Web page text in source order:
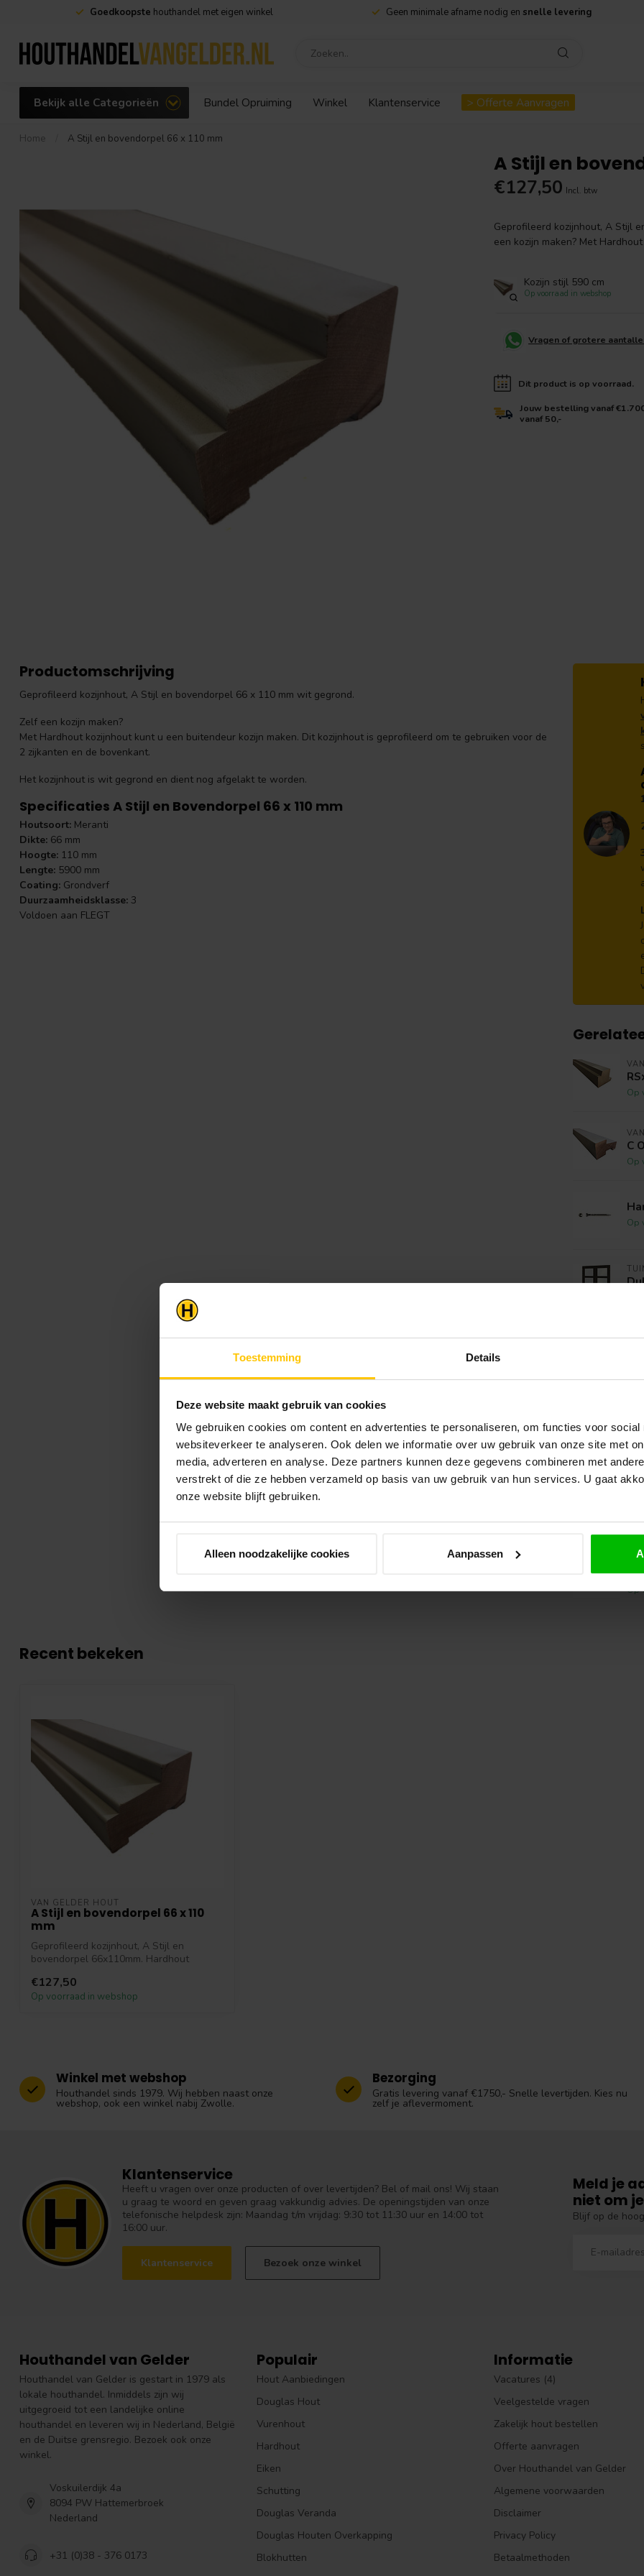
Toestemming Details
Deze website maakt gebruik van cookies
We gebruiken cookies om content en advertenties te personaliseren, om functies voor social
websiteverkeer te analyseren. Ook delen we informatie over uw gebruik van onze site met
media, adverteren en analyse. Deze partners kunnen deze gegevens combineren met
verstrekt of die ze hebben verzameld op basis van uw gebruik van hun services. U gaat
onze website blijft gebruiken.
Alleen noodzakelijke cookies Aanpassen
Goedkoopste houthandel met eigen winkel Geen minimale afname nodig en snelle levering
Bekijk alle Categorieën Bundel Opruiming Winkel Klantenservice > Offerte Aanvragen
Home A Stijl en bovendorpel 66 x 110 mm
A Stijl en
€127,50 Incl. btw
Geprofileerd kozijnhout, A Stijl
een kozijn maken? Met
Kozijn stijl 590 cm
Op voorraad in webshop
Vragen of grotere
Dit product is op voorraad.
Jouw bestelling vanaf
vanaf 50,-
Productomschrijving
Geprofileerd kozijnhout, A Stijl en bovendorpel 66 x 110 mm wit gegrond.
Zelf een kozijn maken?
Met Hardhout kozijnhout kunt u een buitendeur kozijn maken. Dit kozijnhout is geprofileerd om te gebruiken voor de
2 zijkanten en de bovenkant.
Het kozijnhout is wit gegrond en dient nog afgelakt te worden.
Specificaties A Stijl en Bovendorpel 66 x 110 mm
Houtsoort: Meranti
Dikte: 66 mm
Hoogte: 110 mm
Lengte: 5900 mm
Coating: Grondverf
Duurzaamheidsklasse: 3
Voldoen aan FLEGT
Op
C
Op
Op
Op
Op
Op
Recent bekeken
VAN GELDER HOUT
A Stijl en bovendorpel 66 x 110
mm
Geprofileerd kozijnhout, A Stijl en
bovendorpel 66x110mm. Hardhout
€127,50
Op voorraad in webshop
Winkel met webshop
Houthandel sinds 1979. Wij hebben naast onze
webshop, ook een winkel nabij Zwolle.
Bezorging
Gratis levering vanaf €1750,- Snelle levertijden. Kies nu
zelf je aflevermoment.
Klantenservice
Heeft u vragen over onze producten of over levertijden? Bel of mail ons! Wij staan
u graag te woord en geven graag vakkundig advies. De openingstijden van onze
telefonische helpdesk zijn: Maandag t/m vrijdag: 9:30 tot 11:30 uur en 14:00 tot
16:00 uur.
Klantenservice Bezoek onze winkel
Meld je
niet om
Blijf op de
Houthandel van Gelder
Houthandel van Gelder is gestart in 1979 als
lokale houthandel. Inmiddels zijn wij
uitgegroeid tot een landelijke online
houthandel en leveren wij in Nederland, België
en de Duitse grensregio. Bezoek ook onze
winkel.
Voskuilerdijk 4a
8094 PW Hattemerbroek
Nederland
+31 (0)38 - 376 0173
Populair
Hout Aanbiedingen
Douglas Hout
Vurenhout
Hardhout
Eiken
Schutting
Douglas Veranda
Douglas Houten Overkapping
Blokhutten
Informatie
Vacatures (4)
Veelgestelde vragen
Zakelijk hout bestellen
Offerte aanvragen
Over Houthandel van Gelder
Algemene voorwaarden
Disclaimer
Privacy Policy
Betaalmethoden